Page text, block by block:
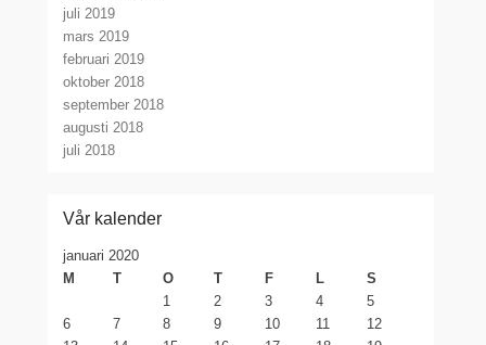
juli 2019
mars 2019
februari 2019
oktober 2018
september 2018
augusti 2018
juli 2018
Vår kalender
januari 2020
M
T O T F L
S
1
2 3 4
5
6
7 8 9 10 11
12